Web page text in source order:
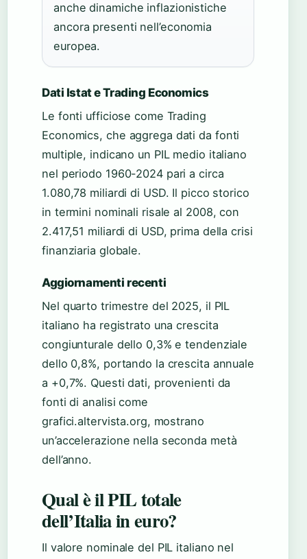
anche dinamiche inflazionistiche
ancora presenti nell’economia
europea.
Dati Istat e Trading Economics
Le fonti ufficiose come Trading
Economics, che aggrega dati da fonti
multiple, indicano un PIL medio italiano
nel periodo 1960-2024 pari a circa
1.080,78 miliardi di USD. Il picco storico
in termini nominali risale al 2008, con
2.417,51 miliardi di USD, prima della crisi
finanziaria globale.
Aggiornamenti recenti
Nel quarto trimestre del 2025, il PIL
italiano ha registrato una crescita
congiunturale dello 0,3% e tendenziale
dello 0,8%, portando la crescita annuale
a +0,7%. Questi dati, provenienti da
fonti di analisi come
grafici.altervista.org, mostrano
un’accelerazione nella seconda metà
dell’anno.
Qual è il PIL totale
dell’Italia in euro?
Il valore nominale del PIL italiano nel